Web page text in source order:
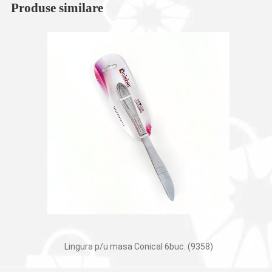
Produse similare
Lingura p/u masa Conical 6buc. (9358)